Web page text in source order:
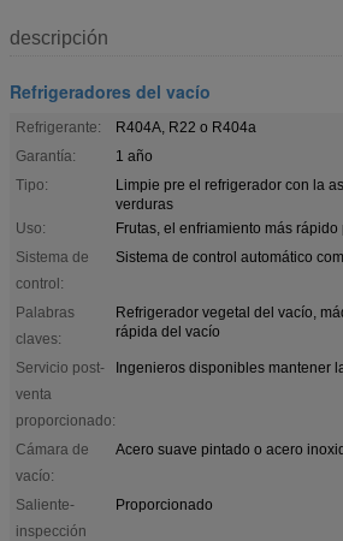
descripción
Refrigeradores del vacío
Refrigerante:
R404A, R22 o R404a
Garantía:
1 año
Tipo:
Limpie pre el refrigerador con la
verduras
Uso:
Frutas, el enfriamiento más
Sistema de
control:
Sistema de control automático
Palabras
claves:
Refrigerador vegetal del vacío,
rápida del vacío
Servicio post-
venta
proporcionado:
Ingenieros disponibles mantener
Cámara de
vacío:
Acero suave pintado o acero
Saliente-
inspección
Proporcionado